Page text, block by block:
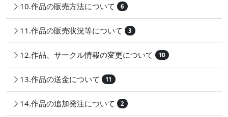
10.作品の販売方法について 6
11.作品の販売状況等について 3
12.作品、サークル情報の変更について 10
13.作品の送金について 11
14.作品の追加発注について 2